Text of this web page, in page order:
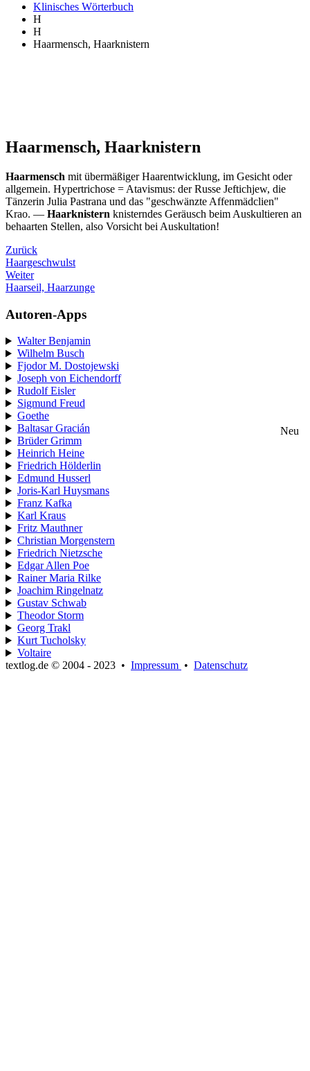
Klinisches Wörterbuch
H
H
Haarmensch, Haarknistern
Haarmensch, Haarknistern
Haarmensch mit übermäßiger Haarentwicklung, im Gesicht oder
allgemein. Hypertrichose = Atavismus: der Russe Jeftichjew, die
Tänzerin Julia Pastrana und das "geschwänzte Affenmädclien"
Krao. — Haarknistern knisterndes Geräusch beim Auskultieren an
behaarten Stellen, also Vorsicht bei Auskultation!
Zurück
Haargeschwulst
Weiter
Haarseil, Haarzunge
Autoren-Apps
Walter Benjamin
Wilhelm Busch
Fjodor M. Dostojewski
Joseph von Eichendorff
Rudolf Eisler
Sigmund Freud
Goethe
Baltasar Gracián
Neu
Brüder Grimm
Heinrich Heine
Friedrich Hölderlin
Edmund Husserl
Joris-Karl Huysmans
Franz Kafka
Karl Kraus
Fritz Mauthner
Christian Morgenstern
Friedrich Nietzsche
Edgar Allen Poe
Rainer Maria Rilke
Joachim Ringelnatz
Gustav Schwab
Theodor Storm
Georg Trakl
Kurt Tucholsky
Voltaire
textlog.de © 2004 - 2023 • Impressum • Datenschutz